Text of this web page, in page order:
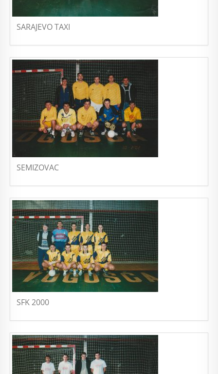
SARAJEVO TAXI
SEMIZOVAC
SFK 2000